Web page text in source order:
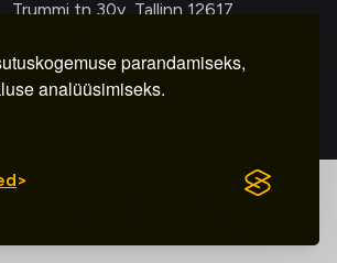
parandamiseks,
analüüsimiseks.
Trummi tn 30y, Tallinn 12617
Kauba väljastamine:
E-R – 9.00 – 18.00